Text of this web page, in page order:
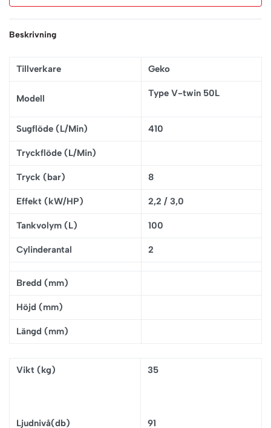
Beskrivning
Tillverkare Geko
Modell Type V-twin 50L
Sugflöde (L/Min) 410
Tryckflöde (L/Min)
Tryck (bar) 8
Effekt (kW/HP) 2,2 / 3,0
Tankvolym (L) 100
Cylinderantal 2
Bredd (mm)
Höjd (mm)
Längd (mm)
Vikt (kg)
Ljudnivå(db)
35
91